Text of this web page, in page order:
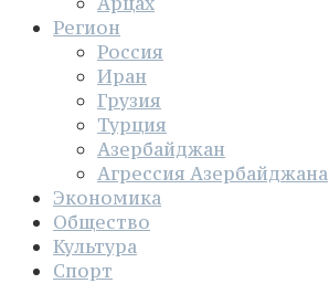
Регион
Россия
Иран
Грузия
Турция
Азербайджан
Агрессия Азербайджана
Экономика
Общество
Культура
Спорт